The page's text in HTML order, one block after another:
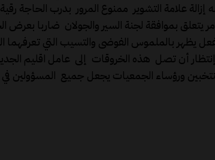
يتعلق بموافقة لجنة السير والجولان ضاربا
يظهر بالملموس الفوضى والتسيب التي تعرفهما
أن تصل هذه الخروقات إلى عامل اقليم
ورؤساء الجمعيات يجعل جميع المسؤولين